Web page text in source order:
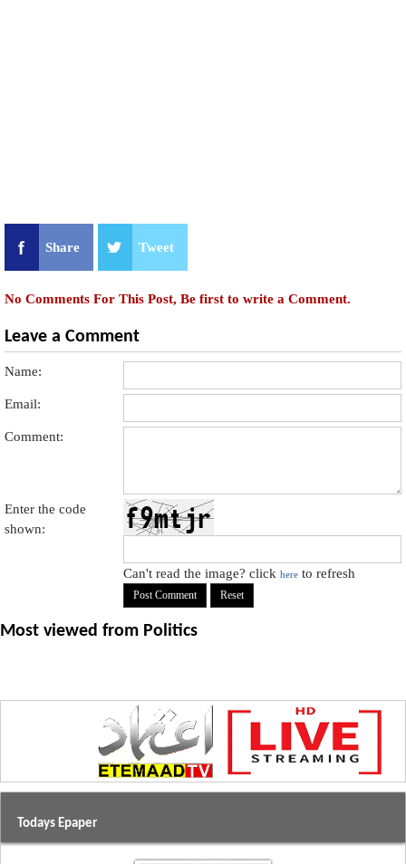
Share Tweet
No Comments For This Post, Be first to write a Comment.
Leave a Comment
Name:
Email:
Comment:
Enter the code
shown:
Can't read the image? clickhere to refresh
Most viewed from Politics
Todays Epaper